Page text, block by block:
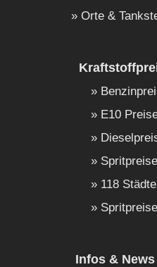
Orte &
E10
118
Infos & News